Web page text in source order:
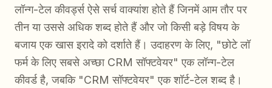
लॉन्ग-टेल कीवर्ड्स ऐसे सर्च वाक्यांश होते हैं जिनमें आम तौर पर
तीन या उससे अधिक शब्द होते हैं और जो किसी बड़े विषय के
बजाय एक खास इरादे को दर्शाते हैं। उदाहरण के लिए, "छोटे लॉ
फर्म के लिए सबसे अच्छा CRM सॉफ्टवेयर" एक लॉन्ग-टेल
कीवर्ड है, जबकि "CRM सॉफ्टवेयर" एक शॉर्ट-टेल शब्द है।